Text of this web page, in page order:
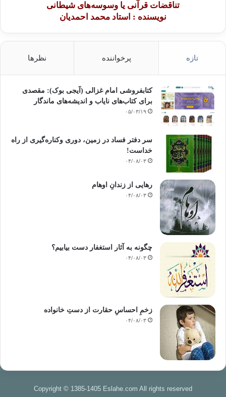
تناقضات قرآنی یا وسوسه‌های شیطانی
نویسنده : استاد محمد احمدیان
تازه پرخواننده نظرها
کتابفروشی امام غزالی (آیجی بوک): مقصدی
برای کتاب‌های نایاب و اندیشه‌های ماندگار
۰۵/۰۳/۱۹
سر دفتر فساد در زمین‌، دوری وکناره‌گیری از راه
خداست‌!
۰۴/۰۸/۰۳
رهایی از زندانِ اوهام
۰۴/۰۸/۰۳
چگونه به آثار استغفار دست بیابیم؟
۰۴/۰۸/۰۳
زخمِ احساسِ حقارت از دستِ خانواده
۰۴/۰۸/۰۳
Copyright © 1385-1405 Eslahe.com All rights reserved